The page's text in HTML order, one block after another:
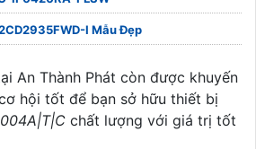
I Mẫu Đẹp
An Thành Phát còn được khuyến
hội tốt để bạn sở hữu thiết bị
chất lượng với giá trị tốt